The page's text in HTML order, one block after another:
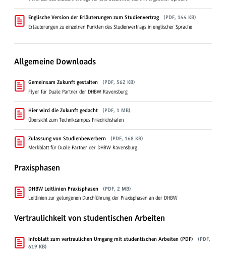
Englische Version der Erläuterungen zum Studienvertrag (PDF, 144 KB)
Erläuterungen zu einzelnen Punkten des Studienvertrags in englischer Sprache
Allgemeine Downloads
Gemeinsam Zukunft gestalten (PDF, 562 KB)
Flyer für Duale Partner der DHBW Ravensburg
Hier wird die Zukunft gedacht (PDF, 1 MB)
Übersicht zum Technikcampus Friedrichshafen
Zulassung von Studienbewerbern (PDF, 168 KB)
Merkblatt für Duale Partner der DHBW Ravensburg
Praxisphasen
DHBW Leitlinien Praxisphasen (PDF, 2 MB)
Leitlinien zur gelungenen Durchführung der Praxisphasen an der DHBW
Vertraulichkeit von studentischen Arbeiten
Infoblatt zum vertraulichen Umgang mit studentischen Arbeiten (PDF)
(PDF,
619 KB)